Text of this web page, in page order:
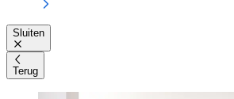
Sluiten
Terug